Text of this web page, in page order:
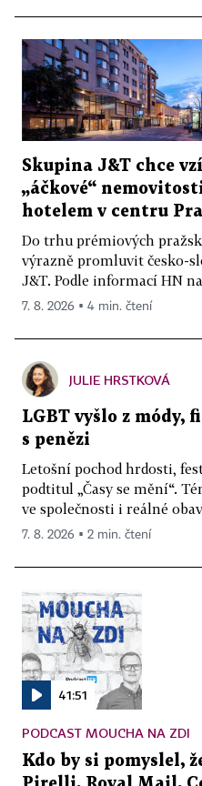
Skupina J&T chce
„áčkové“
hotelem v centru
Do trhu prémiových
výrazně promluvit česko-
J&T. Podle informací HN
7. 8. 2026 ▪ 4 min. čtení
JULIE HRSTKOVÁ
LGBT vyšlo z módy,
s penězi
Letošní pochod hrdosti,
podtitul „Časy se mění“.
ve společnosti i reálné
7. 8. 2026 ▪ 2 min. čtení
41:51
PODCAST MOUCHA NA ZDI
Kdo by si pomyslel,